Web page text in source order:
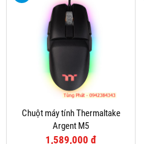
Chuột máy tính Thermaltake
Argent M5
1,589,000 đ